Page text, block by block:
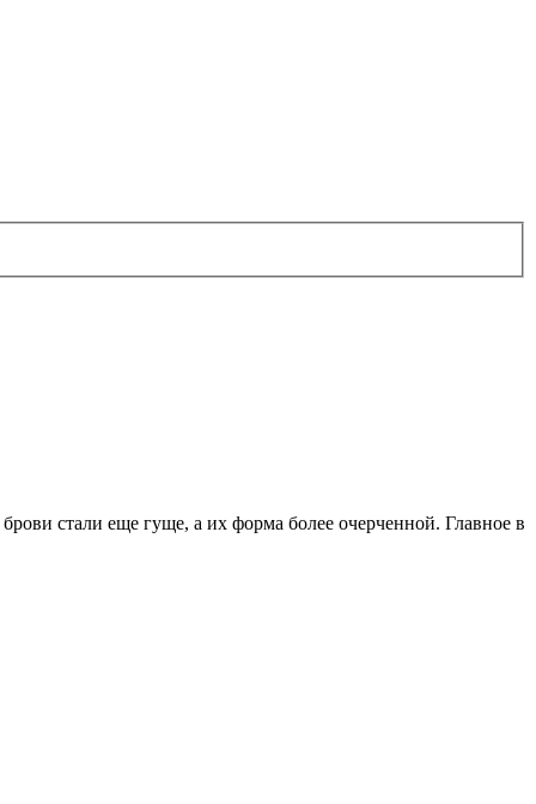
стали еще гуще, а их форма более очерченной. Главное в